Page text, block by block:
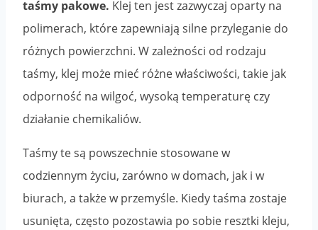
taśmy pakowe. Klej ten jest zazwyczaj oparty na
polimerach, które zapewniają silne przyleganie do
różnych powierzchni. W zależności od rodzaju
taśmy, klej może mieć różne właściwości, takie jak
odporność na wilgoć, wysoką temperaturę czy
działanie chemikaliów.
Taśmy te są powszechnie stosowane w
codziennym życiu, zarówno w domach, jak i w
biurach, a także w przemyśle. Kiedy taśma zostaje
usunięta, często pozostawia po sobie resztki kleju,